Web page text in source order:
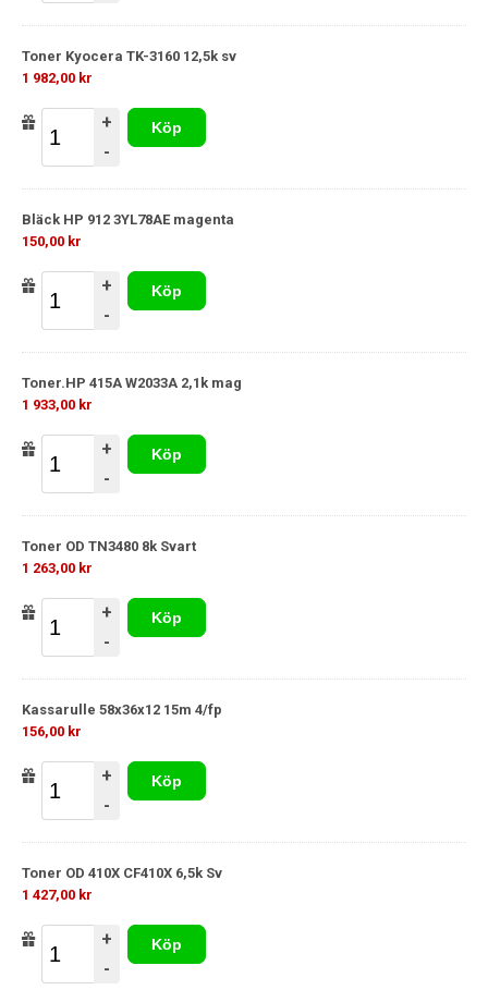
Toner Kyocera TK-3160 12,5k sv
1 982,00 kr
+
-
Köp
Bläck HP 912 3YL78AE magenta
150,00 kr
+
-
Köp
Toner.HP 415A W2033A 2,1k mag
1 933,00 kr
+
-
Köp
Toner OD TN3480 8k Svart
1 263,00 kr
+
-
Köp
Kassarulle 58x36x12 15m 4/fp
156,00 kr
+
-
Köp
Toner OD 410X CF410X 6,5k Sv
1 427,00 kr
+
-
Köp